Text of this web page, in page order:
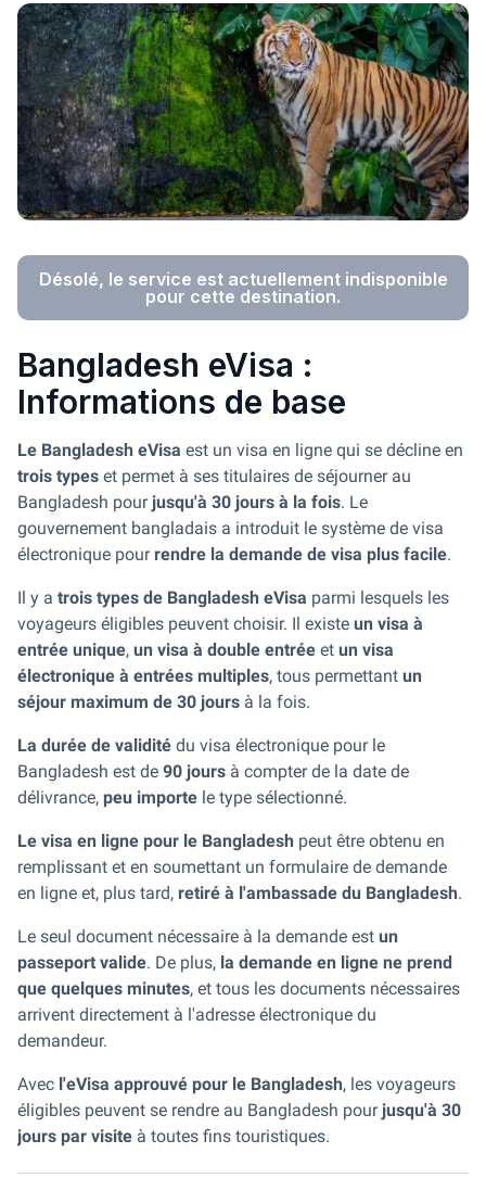
Désolé, le service est actuellement indisponible
pour cette destination.
Bangladesh eVisa :
Informations de base
Le Bangladesh eVisa est un visa en ligne qui se décline en
trois types et permet à ses titulaires de séjourner au
Bangladesh pourjusqu'à 30 jours à la fois. Le
gouvernement bangladais a introduit le système de visa
électronique pour rendre la demande de visa plus facile.
Il y a trois types de Bangladesh eVisa parmi lesquels les
voyageurs éligibles peuvent choisir. Il existe un visa à
entrée unique, un visa à double entrée et un visa
électronique à entrées multiples, tous permettant un
séjour maximum de 30 jours à la fois.
La durée de validité du visa électronique pour le
Bangladesh est de 90 jours à compter de la date de
délivrance, peu importe le type sélectionné.
Le visa en ligne pour le Bangladesh peut être obtenu en
remplissant et en soumettant un formulaire de demande
en ligne et, plus tard, retiré à l'ambassade du Bangladesh.
Le seul document nécessaire à la demande est un
passeport valide. De plus, la demande en ligne ne prend
que quelques minutes, et tous les documents nécessaires
arrivent directement à l'adresse électronique du
demandeur.
Avec l'eVisa approuvé pour le Bangladesh, les voyageurs
éligibles peuvent se rendre au Bangladesh pourjusqu'à 30
jours par visite à toutes fins touristiques.